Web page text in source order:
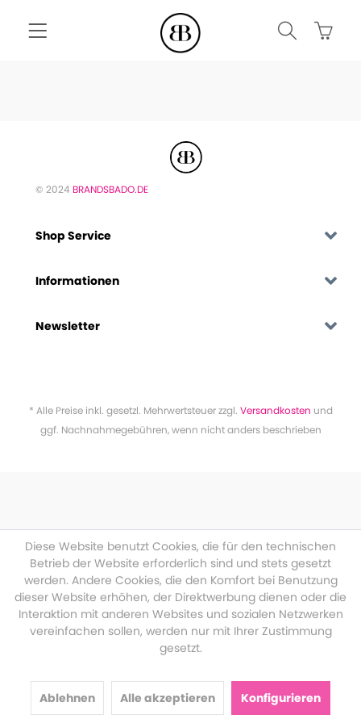
© 2024 BRANDSBADO.DE
Shop Service
Informationen
Newsletter
* Alle Preise inkl. gesetzl. Mehrwertsteuer zzgl. Versandkosten und
ggf. Nachnahmegebühren, wenn nicht anders beschrieben
Diese Website benutzt Cookies, die für den technischen
Betrieb der Website erforderlich sind und stets gesetzt
werden. Andere Cookies, die den Komfort bei Benutzung
dieser Website erhöhen, der Direktwerbung dienen oder die
Interaktion mit anderen Websites und sozialen Netzwerken
vereinfachen sollen, werden nur mit Ihrer Zustimmung
gesetzt.
Ablehnen Alle akzeptieren Konfigurieren